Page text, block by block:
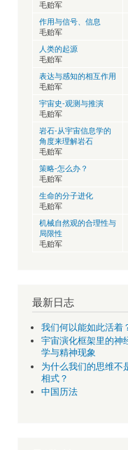
毛贻军
作用与信号、信息
毛贻军
人类的起源
毛贻军
表达与感知的相互作用
毛贻军
宇宙史-观测与推演
毛贻军
岩石-从宇宙信息学的
角度来理解岩石
毛贻军
策略-怎么办？
毛贻军
生命的分子进化
毛贻军
机械自然观的合理性与
局限性
毛贻军
最新日志
我们何以能如此活着
宇宙演化框架里的神
学与精神现象
为什么我们的思维不
相式？
中国历法